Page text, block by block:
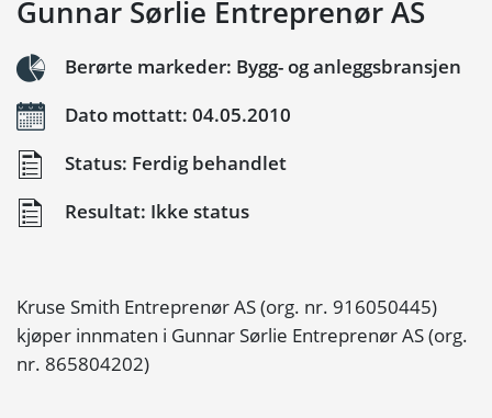
Gunnar Sørlie Entreprenør AS
Berørte markeder: Bygg- og anleggsbransjen
Dato mottatt: 04.05.2010
Status: Ferdig behandlet
Resultat: Ikke status
Kruse Smith Entreprenør AS (org. nr. 916050445)
kjøper innmaten i Gunnar Sørlie Entreprenør AS (org.
nr. 865804202)